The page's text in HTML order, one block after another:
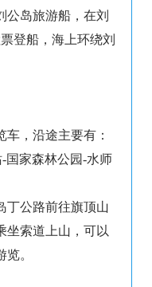
岛旅游船，在刘
登船，海上环绕刘
，沿途主要有：
国家森林公园-水师
公路前往旗顶山
坐索道上山，可以
。